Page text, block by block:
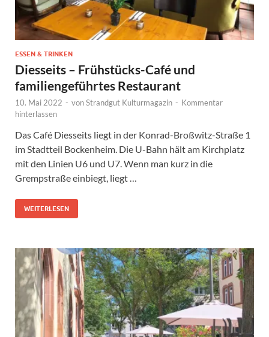
ESSEN & TRINKEN
Diesseits – Frühstücks-Café und
familiengeführtes Restaurant
10. Mai 2022 - vonStrandgut Kulturmagazin - Kommentar
hinterlassen
Das Café Diesseits liegt in der Konrad-Broßwitz-Straße 1
im Stadtteil Bockenheim. Die U-Bahn hält am Kirchplatz
mit den Linien U6 und U7. Wenn man kurz in die
Grempstraße einbiegt, liegt …
WEITERLESEN